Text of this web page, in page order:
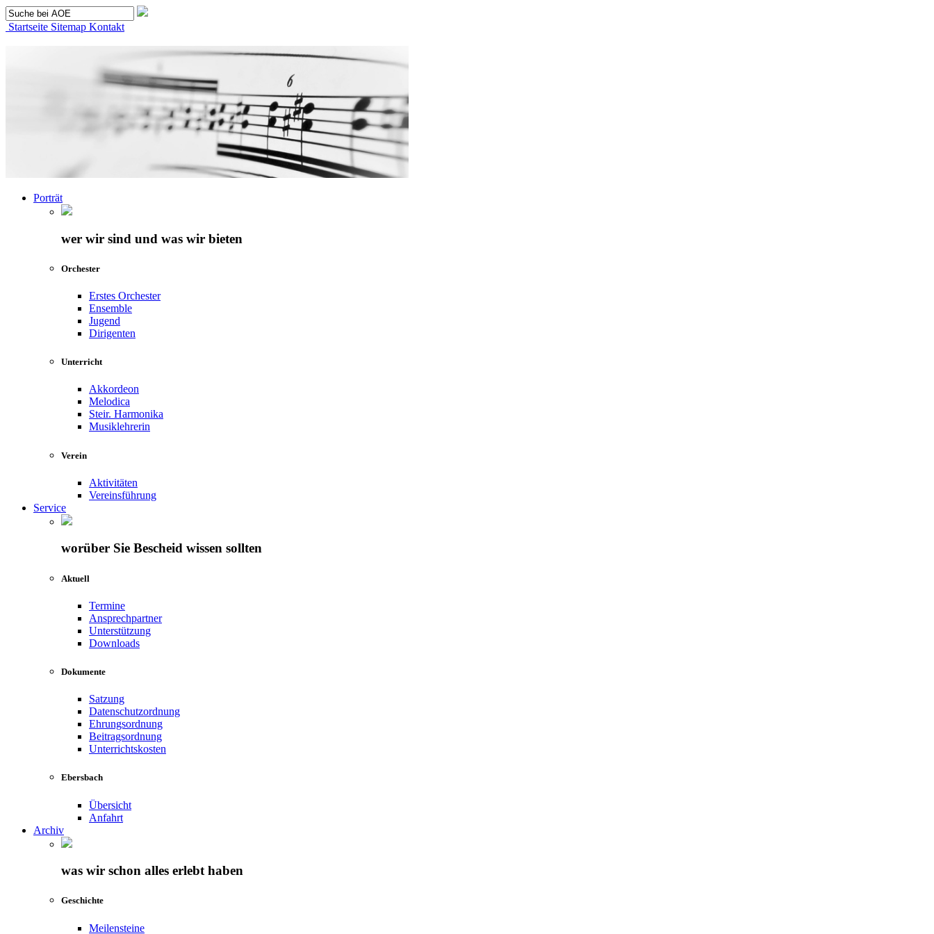
Startseite Sitemap Kontakt
Porträt
wer wir sind und was wir bieten
Orchester
Erstes Orchester
Ensemble
Jugend
Dirigenten
Unterricht
Akkordeon
Melodica
Steir. Harmonika
Musiklehrerin
Verein
Aktivitäten
Vereinsführung
Service
worüber Sie Bescheid wissen sollten
Aktuell
Termine
Ansprechpartner
Unterstützung
Downloads
Dokumente
Satzung
Datenschutzordnung
Ehrungsordnung
Beitragsordnung
Unterrichtskosten
Ebersbach
Übersicht
Anfahrt
Archiv
was wir schon alles erlebt haben
Geschichte
Meilensteine